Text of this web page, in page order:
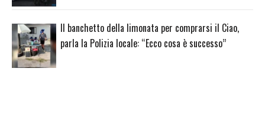
Il banchetto della limonata per comprarsi il Ciao,
parla la Polizia locale: “Ecco cosa è successo”